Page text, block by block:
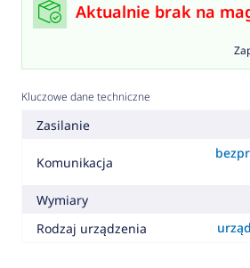
Aktualnie brak na
Kluczowe dane techniczne
Zasilanie
Komunikacja
Wymiary
Rodzaj urządzenia